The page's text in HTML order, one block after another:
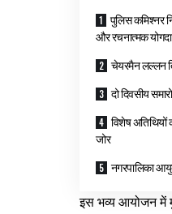
पुलिस कमिश्नर
और रचनात्मक
चेयरमैन लल्लन
दो दिवसीय
विशेष अतिथियों
जोर
नगरपालिका
इस भव्य आयोजन में